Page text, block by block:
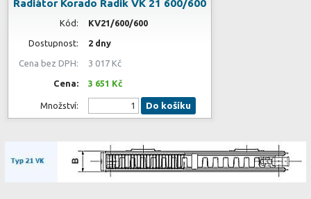
Radiátor Korado Radik VK 21 600/600
Kód: KV21/600/600
Dostupnost: 2 dny
Cena bez DPH: 3 017 Kč
Cena: 3 651 Kč
Množství: Do košíku